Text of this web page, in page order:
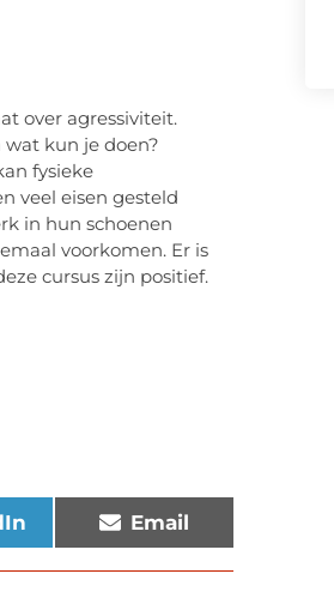
over agressiviteit.
wat kun je doen?
fysieke
veel eisen gesteld
in hun schoenen
voorkomen. Er is
cursus zijn positief.
Email